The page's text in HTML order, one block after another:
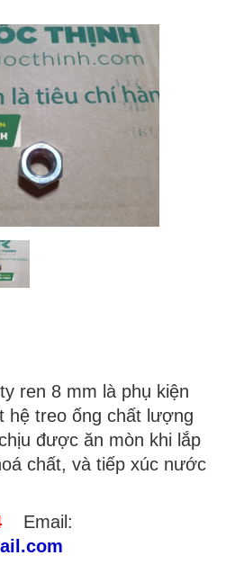
ren 8 mm là phụ kiện
hệ treo ống chất lượng
được ăn mòn khi lắp
chất, và tiếp xúc nước
Email: